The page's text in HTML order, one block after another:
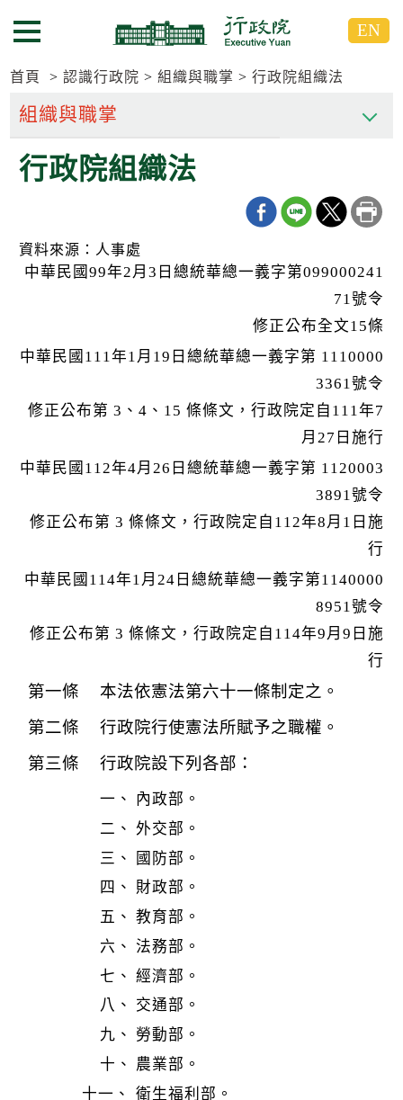
到
要
區
到
要
區
選單按鈕 EN
首頁 認識行政院 組織與職掌 行政院組織法
行政院組織法
資料來源：人事處
中華民國99年2月3日總統華總一義字第099000241
71號令
修正公布全文15條
中華民國111年1月19日總統華總一義字第 1110000
3361號令
修正公布第 3、4、15 條條文，行政院定自111年7
月27日施行
中華民國112年4月26日總統華總一義字第 1120003
3891號令
修正公布第 3 條條文，行政院定自112年8月1日施
行
中華民國114年1月24日總統華總一義字第1140000
8951號令
修正公布第 3 條條文，行政院定自114年9月9日施
行
本法依憲法第六十一條制定之。
行政院行使憲法所賦予之職權。
行政院設下列各部：
內政部。
外交部。
國防部。
財政部。
教育部。
法務部。
經濟部。
交通部。
勞動部。
農業部。
衛生福利部。